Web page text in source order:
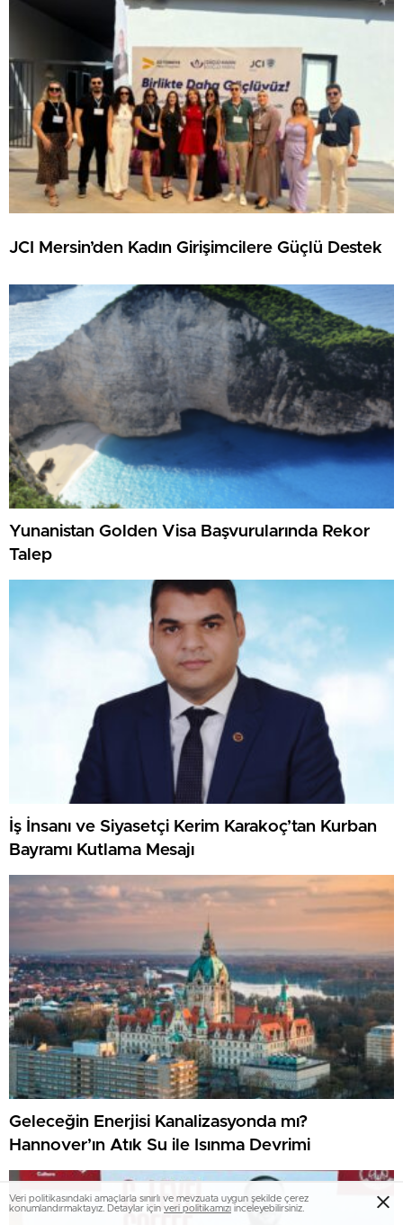
JCI Mersin’den Kadın Girişimcilere Güçlü Destek
Yunanistan Golden Visa Başvurularında Rekor
Talep
İş İnsanı ve Siyasetçi Kerim Karakoç’tan Kurban
Bayramı Kutlama Mesajı
Geleceğin Enerjisi Kanalizasyonda mı?
Hannover’ın Atık Su ile Isınma Devrimi
Veri politikasındaki amaçlarla sınırlı ve mevzuata uygun şekilde çerez
konumlandırmaktayız. Detaylar için veri politikamızı inceleyebilirsiniz.